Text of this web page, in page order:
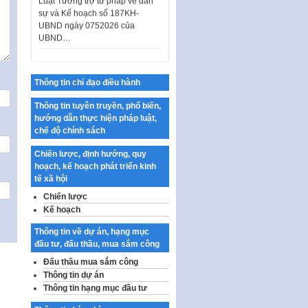
sự và Kế hoạch số 187KH-
UBND ngày 0752026 của
UBND…
thành phố Hà Nội
Kế hoạch Tổ chức Cuộc thi
chính luận về bảo vệ nền tảng tư
tưởng của Đảng…
Công bố công khai dự toán kinh
phí xây dựng pháp luật, hoàn
thiện thể chế, chính…
Quy định về nghiên cứu, ứng
dụng khoa học, công nghệ, đổi
mới sáng tạo và chuyển…
Quy định chi tiết và hướng dẫn
thi hành một số điều của Luật Lý
lịch tư…
Sửa đổi, bổ sung một số nội
dung tại Nghị quyết số 30/NQ-
CP ngày 24 tháng 02…
Thông tin chỉ đạo điều hành
Thông tin tuyên truyền, phổ biến,
hướng dẫn thực hiện pháp luật,
chế độ chính sách
Chiến lược, định hướng, quy
hoạch, kế hoạch phát triển kinh
tế xã hội
Chiến lược
Kế hoạch
Thông tin về dự án, hạng mục
đầu tư, đấu thầu, mua sắm công
Đấu thầu mua sắm công
Thông tin dự án
Thông tin hạng mục đầu tư